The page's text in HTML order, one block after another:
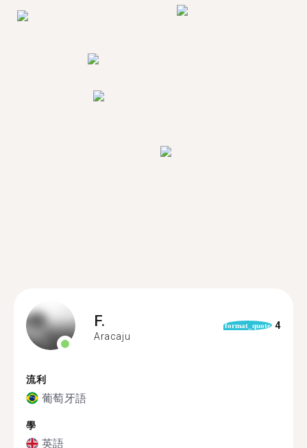
F.
Aracaju
format_quote 4
流利
葡萄牙語
學
英語